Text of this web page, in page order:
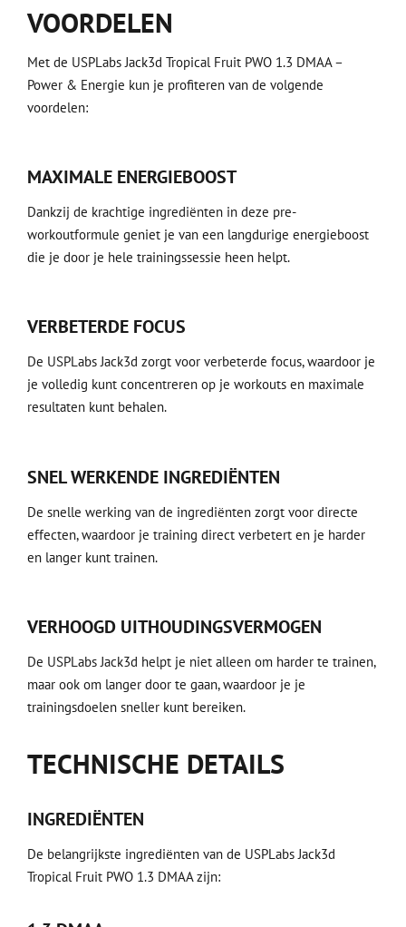
VOORDELEN
Met de USPLabs Jack3d Tropical Fruit PWO 1.3 DMAA –
Power & Energie kun je profiteren van de volgende
voordelen:
MAXIMALE ENERGIEBOOST
Dankzij de krachtige ingrediënten in deze pre-
workoutformule geniet je van een langdurige energieboost
die je door je hele trainingssessie heen helpt.
VERBETERDE FOCUS
De USPLabs Jack3d zorgt voor verbeterde focus, waardoor je
je volledig kunt concentreren op je workouts en maximale
resultaten kunt behalen.
SNEL WERKENDE INGREDIËNTEN
De snelle werking van de ingrediënten zorgt voor directe
effecten, waardoor je training direct verbetert en je harder
en langer kunt trainen.
VERHOOGD UITHOUDINGSVERMOGEN
De USPLabs Jack3d helpt je niet alleen om harder te trainen,
maar ook om langer door te gaan, waardoor je je
trainingsdoelen sneller kunt bereiken.
TECHNISCHE DETAILS
INGREDIËNTEN
De belangrijkste ingrediënten van de USPLabs Jack3d
Tropical Fruit PWO 1.3 DMAA zijn: